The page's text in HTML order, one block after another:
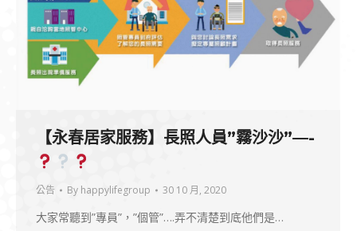
【永春居家服務】長照人員”霧沙沙”—-
公告 By happylifegroup 30 10 月, 2020
大家常聽到”專員”，”個管”….弄不清楚到底他們是…